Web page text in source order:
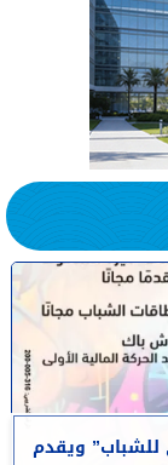
للشباب” ويقدم